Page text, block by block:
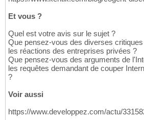
Et vous ?
Quel est votre avis sur le sujet ?
Que pensez-vous des diverses
les réactions des entreprises privées ?
Que pensez-vous des arguments de
les requêtes demandant de couper
?
Voir aussi
https://www.developpez.com/actu/